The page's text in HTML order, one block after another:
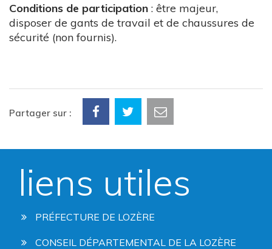
Conditions de participation : être majeur,
disposer de gants de travail et de chaussures de
sécurité (non fournis).
Partager sur :
liens utiles
PRÉFECTURE DE LOZÈRE
CONSEIL DÉPARTEMENTAL DE LA LOZÈRE